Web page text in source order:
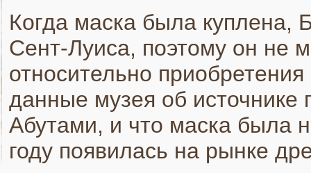
Когда маска была куплена,
Сент-Луиса, поэтому он не
относительно
данные музея об источнике
Абутами, и что маска была
году появилась на рынке